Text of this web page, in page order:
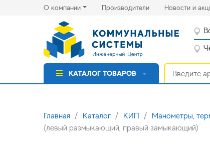
О компании Производители(current)Новости и
КАТАЛОГ ТОВАРОВ
Главная Каталог КИП Манометры,
(левый размыкающий, правый замыкающий)